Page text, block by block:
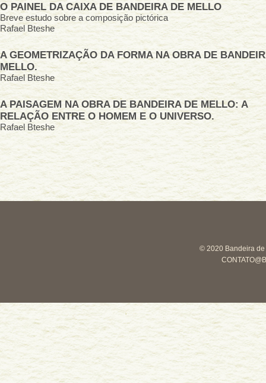
O PAINEL DA CAIXA DE BANDEIRA DE MELLO
Breve estudo sobre a composição pictórica
Rafael Bteshe
A GEOMETRIZAÇÃO DA FORMA NA OBRA DE
MELLO.
Rafael Bteshe
A PAISAGEM NA OBRA DE BANDEIRA DE MELLO: A
RELAÇÃO ENTRE O HOMEM E O UNIVERSO.
Rafael Bteshe
© 2020 Bandeira de